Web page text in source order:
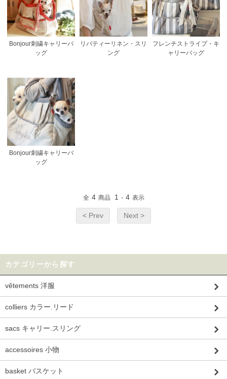
Bonjour刺繍キャリーバ
ッグ
リバティーリネン・スリ
ング
フレンチストライプ・キ
ャリーバッグ
Bonjour刺繍キャリーバ
ッグ
全 4 商品 1 - 4 表示
< Prev Next >
カテゴリーから探す
vêtements 洋服
colliers カラー.リード
sacs キャリー.スリング
accessoires 小物
basket バスケット